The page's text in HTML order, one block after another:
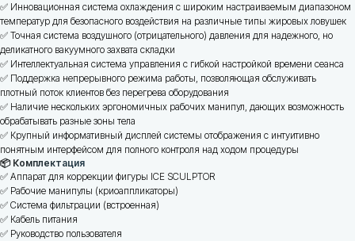
✅ Инновационная система охлаждения с широким настраиваемым диапазоном
температур для безопасного воздействия на различные типы жировых ловушек
✅ Точная система воздушного (отрицательного) давления для надежного, но
деликатного вакуумного захвата складки
✅ Интеллектуальная система управления с гибкой настройкой времени сеанса
✅ Поддержка непрерывного режима работы, позволяющая обслуживать
плотный поток клиентов без перегрева оборудования
✅ Наличие нескольких эргономичных рабочих манипул, дающих возможность
обрабатывать разные зоны тела
✅ Крупный информативный дисплей системы отображения с интуитивно
понятным интерфейсом для полного контроля над ходом процедуры
📦 Комплектация
✅ Аппарат для коррекции фигуры ICE SCULPTOR
✅ Рабочие манипулы (криоаппликаторы)
✅ Система фильтрации (встроенная)
✅ Кабель питания
✅ Руководство пользователя
Отдел сервиса
ООО
"ГеоМедСервис"
+375 (29) 585-33-43
+375 (29) 247-45-73
Отдел продаж
Телефон
info@gmservice.by
Почта
г. Минск, ул. В. Хоружей 31А, пом. 102